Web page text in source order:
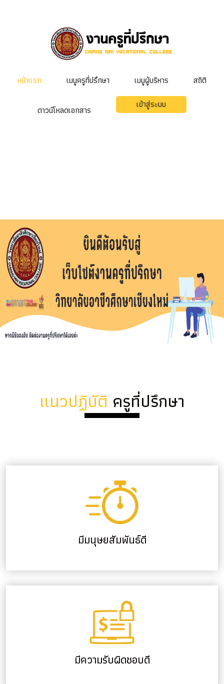
หน้าแรก เมนูครูที่ปรึกษา เมนูผู้บริหาร สถิติ
ดาวน์โหลดเอกสาร เข้าสู่ระบบ
แนวปฏิบัติ ครูที่ปรึกษา
มีมนุษยสัมพันธ์ดี
มีความรับผิดชอบดี